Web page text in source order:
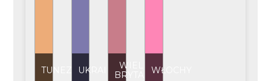
TUNEZJAUKRAINAWIELKA
BRYTANIAWŁOCHY